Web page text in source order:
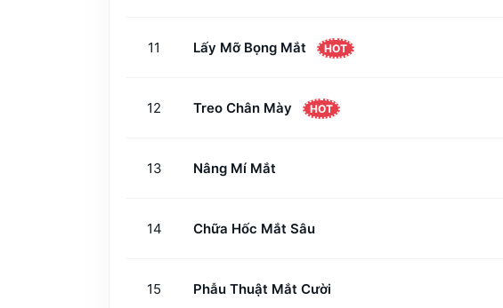
11 Lấy Mỡ Bọng Mắt HOT
12 Treo Chân Mày HOT
13 Nâng Mí Mắt
14 Chữa Hốc Mắt Sâu
15 Phẫu Thuật Mắt Cười